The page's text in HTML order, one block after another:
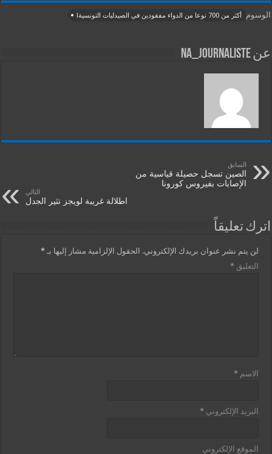
الوسوم أكثر من 700 نوعا من الدواء مفقودين في الصيدليات التونسية!
عن na_journaliste
السابق
الصين تسجل حصيلة قياسية من
الإصابات بفيروس كورونا
التالي
اطلالة غريبة لويجز تثير الجدل
اترك تعليقاً
لن يتم نشر عنوان بريدك الإلكتروني. الحقول الإلزامية مشار إليها بـ*
التعليق*
الاسم*
البريد الإلكتروني*
الموقع الإلكتروني